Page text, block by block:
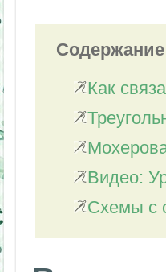
Содержание
Как
Видео:
Схемы с